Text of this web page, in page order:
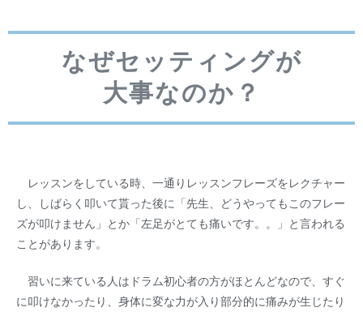
なぜセッティングが
大事なのか？
レッスンをしている時、一通りレッスンフレーズをレクチャー
し、しばらく叩いて貰った後に「先生、どうやってもこのフレー
ズが叩けません」とか「左足がとても痛いです。。」と言われる
ことがあります。
習いに来ている人はドラム初心者の方がほとんどなので、すぐ
に叩けなかったり、身体に変な力が入り部分的に痛みが生じたり